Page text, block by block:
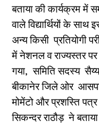
बताया की कार्यक्रम में
वाले विद्यार्थियों के
अन्य किसी प्रतियोगी
में नेशनल व राज्यस्तर पर
गया, समिति सदस्य
बीकानेर जिले ओर
मोमेंटो और प्रशस्ति
सिकन्दर राठौड़ ने